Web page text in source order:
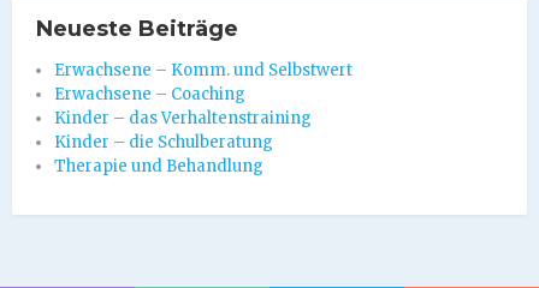
Neueste Beiträge
Erwachsene – Komm. und Selbstwert
Erwachsene – Coaching
Kinder – das Verhaltenstraining
Kinder – die Schulberatung
Therapie und Behandlung